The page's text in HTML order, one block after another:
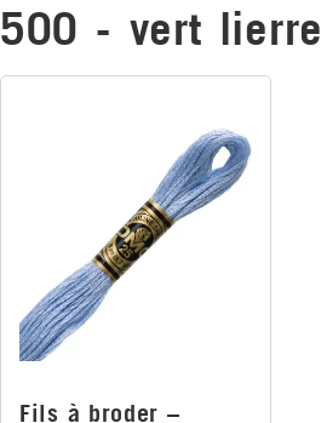
500 - vert lierre
Fils à broder –